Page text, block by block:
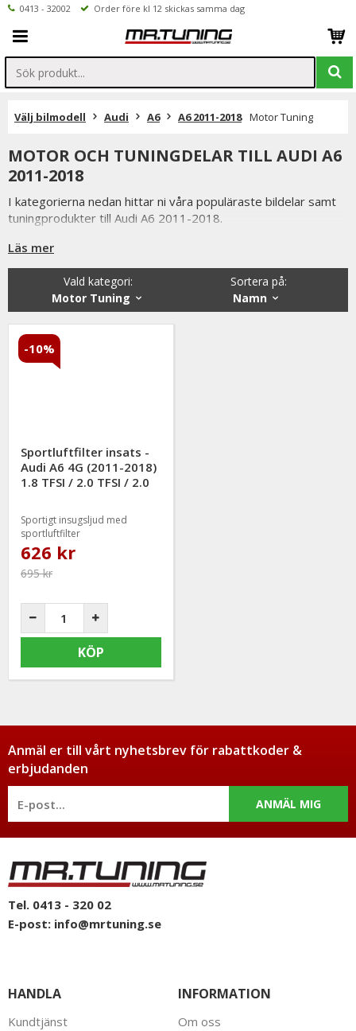
0413 - 32002 Order före kl 12 skickas samma dag
Välj bilmodell Audi A6 A6 2011-2018 Motor Tuning
MOTOR OCH TUNINGDELAR TILL AUDI A6
2011-2018
I kategorierna nedan hittar ni våra populäraste bildelar samt
tuningprodukter till Audi A6 2011-2018.
Är det ni undrar över eller saknar i vårt sortiment är ni
Inne på valfri produktsidan hittar ni ett formulär för att enkelt
ställa en fråga.
Läs mer
Sortera på:
Namn
Vald kategori:
Motor Tuning
-10%
Sportluftfilter insats -
Audi A6 4G (2011-2018)
1.8 TFSI / 2.0 TFSI / 2.0
Sportigt insugsljud med
sportluftfilter
626 kr
695 kr
KÖP
Anmäl er till vårt nyhetsbrev för rabattkoder &
erbjudanden
ANMÄL MIG
Tel. 0413 - 320 02
E-post: info@mrtuning.se
HANDLA
Kundtjänst
INFORMATION
Om oss